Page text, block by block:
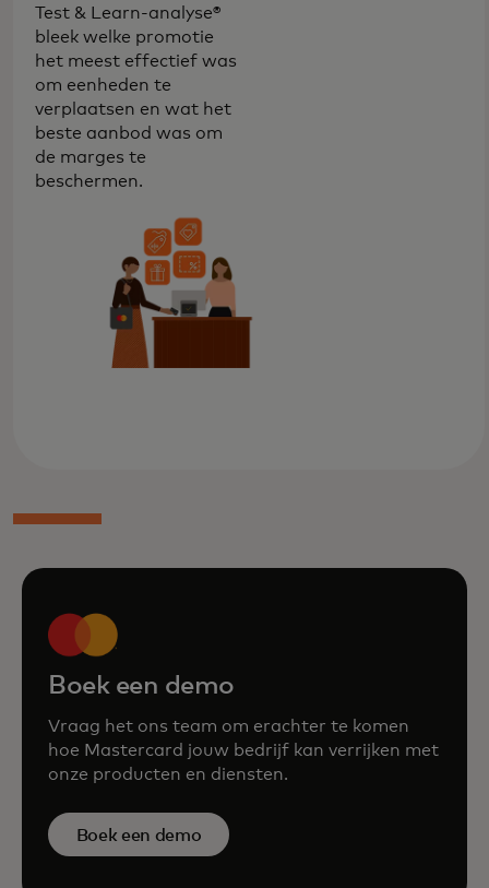
Test & Learn-analyse®
bleek welke promotie
het meest effectief was
om eenheden te
verplaatsen en wat het
beste aanbod was om
de marges te
beschermen.
Boek een demo
Vraag het ons team om erachter te komen
hoe Mastercard jouw bedrijf kan verrijken met
onze producten en diensten.
Boek een demo